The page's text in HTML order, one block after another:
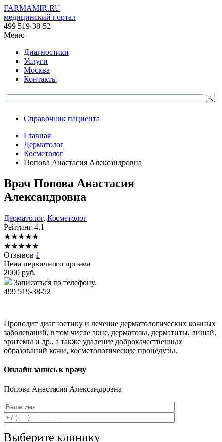
FARMAMIR.RU
медицинский портал
499 519-38-52
Меню
Диагностики
Услуги
Москва
Контакты
Справочник пациента
Главная
Дерматолог
Косметолог
Попова Анастасия Александровна
Врач Попова Анастасия
Александровна
Дерматолог, Косметолог
Рейтинг 4.1
★★★★★
★★★★★
Отзывов 1
Цена первичного приема
2000 руб.
Записаться по телефону.
499 519-38-52
Проводит диагностику и лечение дерматологических кожных
заболеваний, в том числе акне, дерматозы, дерматиты, лишай,
эритемы и др., а также удаление доброкачественных
образований кожи, косметологические процедуры.
Онлайн запись к врачу
Попова Анастасия Александровна
Выберите клинику